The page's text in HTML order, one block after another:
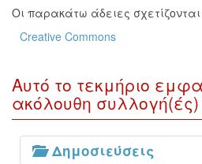
Οι παρακάτω άδειες
Creative Commons
Αυτό το τεκμήριο
ακόλουθη συλλογή(ές)
Δημοσιεύσεις